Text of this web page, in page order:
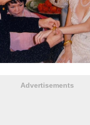
Advertisements